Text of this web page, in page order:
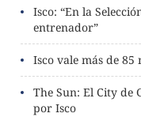
Isco: “En la
entrenador”
Isco vale más de 85
The Sun: El City de
por Isco